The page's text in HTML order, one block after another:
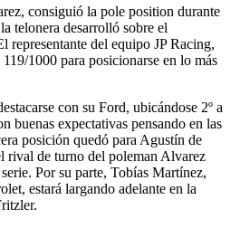
consiguió la pole position durante
telonera desarrolló sobre el
representante del equipo JP Racing,
1000 para posicionarse en lo más
con su Ford, ubicándose 2º a
buenas expectativas pensando en las
posición quedó para Agustín de
rival de turno del poleman Alvarez
Por su parte, Tobías Martínez,
estará largando adelante en la